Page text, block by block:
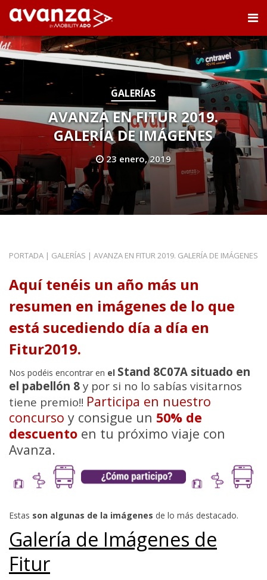
GALERÍAS
AVANZA EN FITUR 2019.
GALERÍA DE IMÁGENES
23 enero, 2019
PORTADA | GALERÍAS | AVANZA EN FITUR 2019. GALERÍA DE IMÁGENES
Aquí tenéis un año más un
resumen en imágenes de lo que
está sucediendo día a día en
Fitur2019.
Nos podéis encontrar en el Stand 8C07A situado en
el pabellón 8 y por si no lo sabías visitarnos
tiene premio!! Participa en nuestro
concurso y consigue un 50% de
descuento en tu próximo viaje con
Avanza.
Estas son algunas de la imágenes de lo más destacado.
Galería de Imágenes de
Fitur